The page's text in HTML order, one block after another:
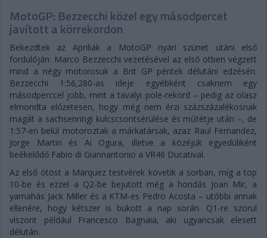
MotoGP: Bezzecchi közel egy másodpercet
javított a körrekordon
Bekezdtek az Apriliák a MotoGP nyári szünet utáni első
fordulóján: Marco Bezzecchi vezetésével az első ötben végzett
mind a négy motorosuk a Brit GP péntek délutáni edzésén.
Bezzecchi 1:56,280-as ideje egyébként csaknem egy
másodperccel jobb, mint a tavalyi pole-rekord – pedig az olasz
elmondta előzetesen, hogy még nem érzi százszázalékosnak
magát a sachsenringi kulcscsontsérülése és műtétje után –, de
1:57-en belül motoroztak a márkatársak, azaz Raul Fernandez,
Jorge Martin és Ai Ogura, illetve a közéjük egyedüliként
beékelődő Fabio di Giannantonio a VR46 Ducatival.
Az első ötöst a Marquez testvérek követik a sorban, míg a top
10-be és ezzel a Q2-be bejutott még a hondás Joan Mir, a
yamahás Jack Miller és a KTM-es Pedro Acosta – utóbbi annak
ellenére, hogy kétszer is bukott a nap során. Q1-re szorul
viszont például Francesco Bagnaia, aki ugyancsak elesett
délután.